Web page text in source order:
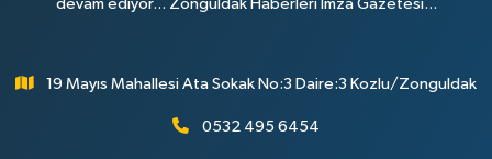
devam ediyor... Zonguldak Haberleri İmza Gazetesi...
19 Mayıs Mahallesi Ata Sokak No:3 Daire:3 Kozlu/Zonguldak
0532 495 6454